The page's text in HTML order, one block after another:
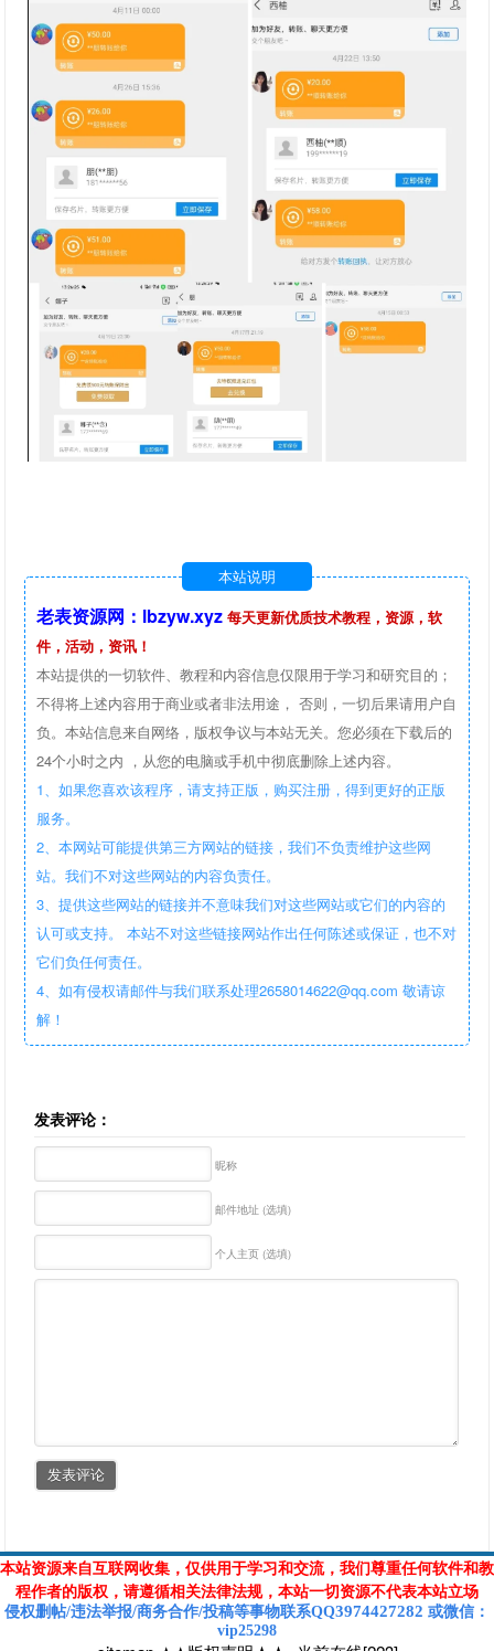
本站说明
老表资源网：lbzyw.xyz 每天更新优质技术教程，资源，软
件，活动，资讯！
本站提供的一切软件、教程和内容信息仅限用于学习和研究目的；
不得将上述内容用于商业或者非法用途， 否则，一切后果请用户自
负。本站信息来自网络，版权争议与本站无关。您必须在下载后的
24个小时之内 ，从您的电脑或手机中彻底删除上述内容。
1、如果您喜欢该程序，请支持正版，购买注册，得到更好的正版
服务。
2、本网站可能提供第三方网站的链接，我们不负责维护这些网
站。我们不对这些网站的内容负责任。
3、提供这些网站的链接并不意味我们对这些网站或它们的内容的
认可或支持。 本站不对这些链接网站作出任何陈述或保证，也不对
它们负任何责任。
4、如有侵权请邮件与我们联系处理2658014622@qq.com 敬请谅
解！
发表评论：
昵称
邮件地址 (选填)
个人主页 (选填)
本站资源来自互联网收集，仅供用于学习和交流，我们尊重任何软件和教
程作者的版权，请遵循相关法律法规，本站一切资源不代表本站立场
侵权删帖/违法举报/商务合作/投稿等事物联系QQ3974427282 或微信 ：
vip25298